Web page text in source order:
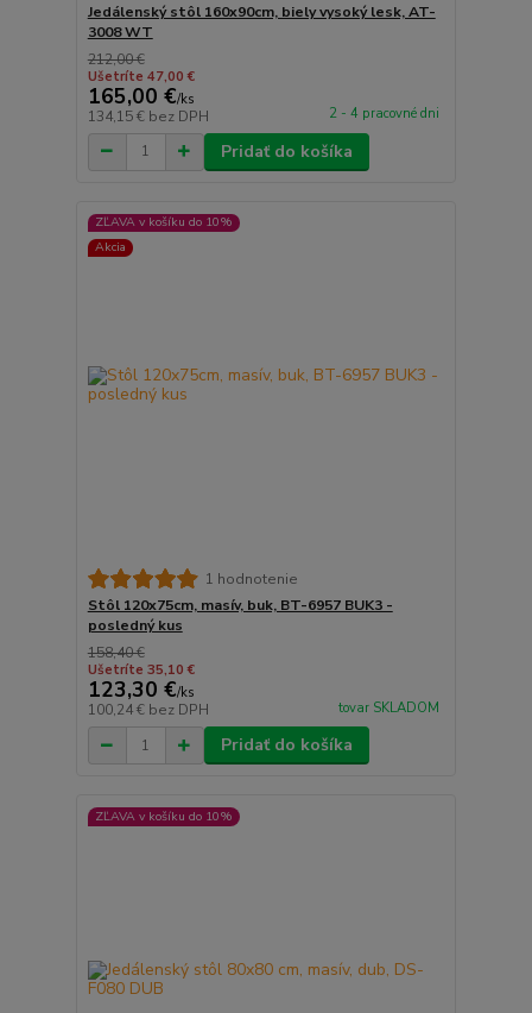
Jedálenský stôl 160x90cm, biely vysoký lesk, AT-
3008 WT
212,00 €
Ušetríte 47,00 €
165,00 €/ks
134,15 € bez DPH 2 - 4 pracovné dni
Pridať do košíka
ZĽAVA v košíku do 10%
Akcia
1 hodnotenie
Stôl 120x75cm, masív, buk, BT-6957 BUK3 -
posledný kus
158,40 €
Ušetríte 35,10 €
123,30 €/ks
100,24 € bez DPH tovar SKLADOM
Pridať do košíka
ZĽAVA v košíku do 10%